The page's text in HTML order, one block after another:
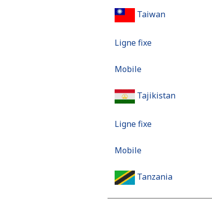
Taiwan
Ligne fixe
Mobile
Tajikistan
Ligne fixe
Mobile
Tanzania